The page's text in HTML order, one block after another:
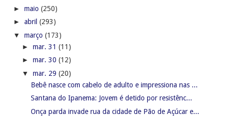
► maio (250)
► abril (293)
▼ março (173)
► mar. 31 (11)
► mar. 30 (12)
▼ mar. 29 (20)
Bebê nasce com cabelo de adulto e impressiona nas ...
Santana do Ipanema: Jovem é detido por resistênc...
Onça parda invade rua da cidade de Pão de Açúcar e...